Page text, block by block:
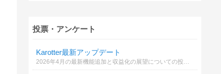
投票・アンケート
Karotter最新アップデート
2026年4月の最新機能追加と収益化の展望についての投票です